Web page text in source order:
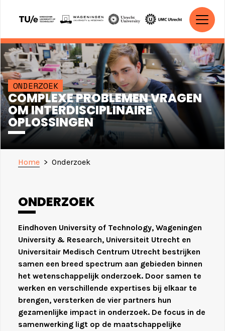
HOOFDNAVIGATIE
ONDERZOEK
COMPLEXE PROBLEMEN VRAGEN
OM INTERDISCIPLINAIRE
OPLOSSINGEN
Home > Onderzoek
ONDERZOEK
Eindhoven University of Technology, Wageningen
University & Research, Universiteit Utrecht en
Universitair Medisch Centrum Utrecht bestrijken
samen een breed spectrum aan gebieden binnen
het wetenschappelijk onderzoek. Door samen te
werken en verschillende expertises bij elkaar te
brengen, versterken de vier partners hun
gezamenlijke impact in onderzoek. De focus in de
samenwerking ligt op de maatschappelijke